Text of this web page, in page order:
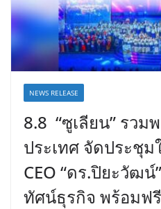
NEWS RELEASE
8.8 “ซูเลียน” รวม
ประเทศ จัดประชุ
CEO “ดร.ปิยะวัฒ
ทัศน์ธุรกิจ พร้อมฟ